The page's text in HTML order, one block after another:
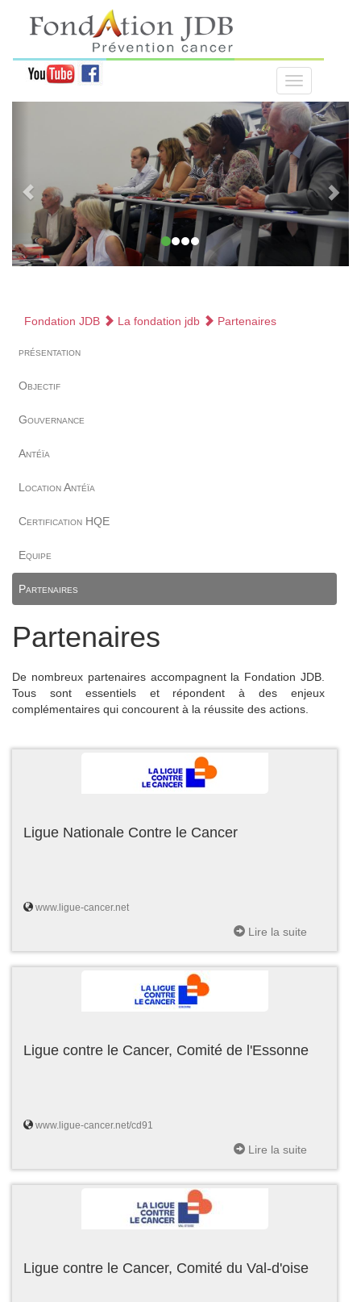
Fondation JDB La fondation jdb Partenaires
présentation
Objectif
Gouvernance
Antéïa
Location Antéïa
Certification HQE
Equipe
Partenaires
Partenaires
De nombreux partenaires accompagnent la Fondation JDB.
Tous sont essentiels et répondent à des enjeux
complémentaires qui concourent à la réussite des actions.
Ligue Nationale Contre le Cancer
www.ligue-cancer.net
Lire la suite
Ligue contre le Cancer, Comité de l'Essonne
www.ligue-cancer.net/cd91
Lire la suite
Ligue contre le Cancer, Comité du Val-d'oise